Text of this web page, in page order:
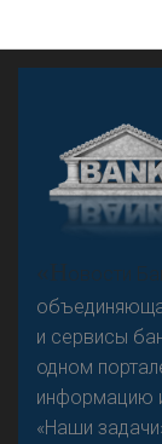
«Н
овости
и сервисы
одном
информацию
«Наши